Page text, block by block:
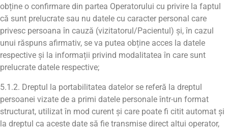
obține o confirmare din partea Operatorului cu privire la faptul
că sunt prelucrate sau nu datele cu caracter personal care
privesc persoana în cauză (vizitatorul/Pacientul) și, în cazul
unui răspuns afirmativ, se va putea obține acces la datele
respective și la informații privind modalitatea în care sunt
prelucrate datele respective;
5.1.2. Dreptul la portabilitatea datelor se referă la dreptul
persoanei vizate de a primi datele personale într-un format
structurat, utilizat în mod curent și care poate fi citit automat și
la dreptul ca aceste date să fie transmise direct altui operator,